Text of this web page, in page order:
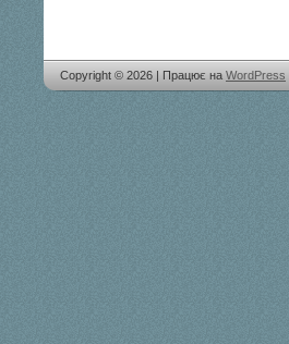
Copyright © 2026 | Працює на WordPress